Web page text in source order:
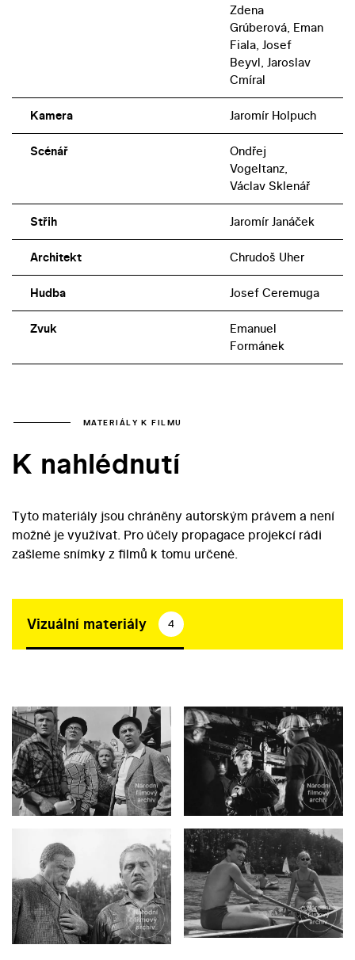
Zdena
Grúberová, Eman
Fiala, Josef
Beyvl, Jaroslav
Cmíral
Kamera Jaromír Holpuch
Scénář
Ondřej
Vogeltanz,
Václav Sklenář
Střih Jaromír Janáček
Architekt Chrudoš Uher
Hudba Josef Ceremuga
Zvuk
Emanuel
Formánek
MATERIÁLY K FILMU
K nahlédnutí
Tyto materiály jsou chráněny autorským právem a není
možné je využívat. Pro účely propagace projekcí rádi
zašleme snímky z filmů k tomu určené.
Vizuální materiály 4